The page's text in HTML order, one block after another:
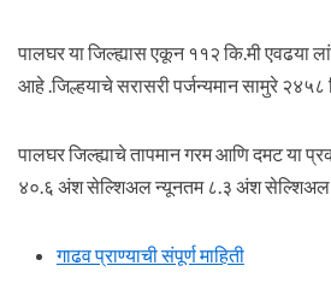
पालघर या जिल्ह्यास एकून ११२ कि.मी एवढया
आहे .जिल्हयाचे सरासरी पर्जन्यमान सामुरे २४५८
पालघर जिल्ह्याचे तापमान गरम आणि दमट या
४०.६ अंश सेल्शिअल न्यूनतम ८.३ अंश
गाढव प्राण्याची संपूर्ण माहिती